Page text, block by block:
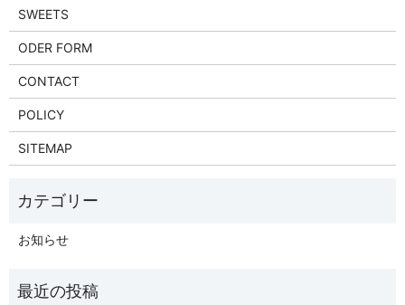
SWEETS
ODER FORM
CONTACT
POLICY
SITEMAP
お知らせ